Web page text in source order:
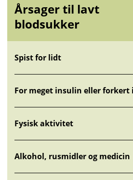
Årsager til lavt
blodsukker
Spist for lidt
For meget insulin eller
Fysisk aktivitet
Alkohol, rusmidler og medicin